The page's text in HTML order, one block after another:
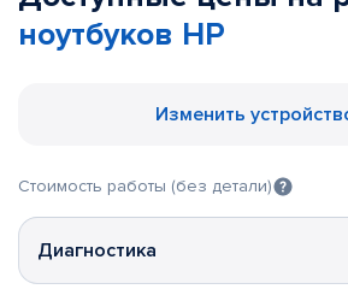
ноутбуков HP
Изменить
Стоимость работы (без детали)
Диагностика